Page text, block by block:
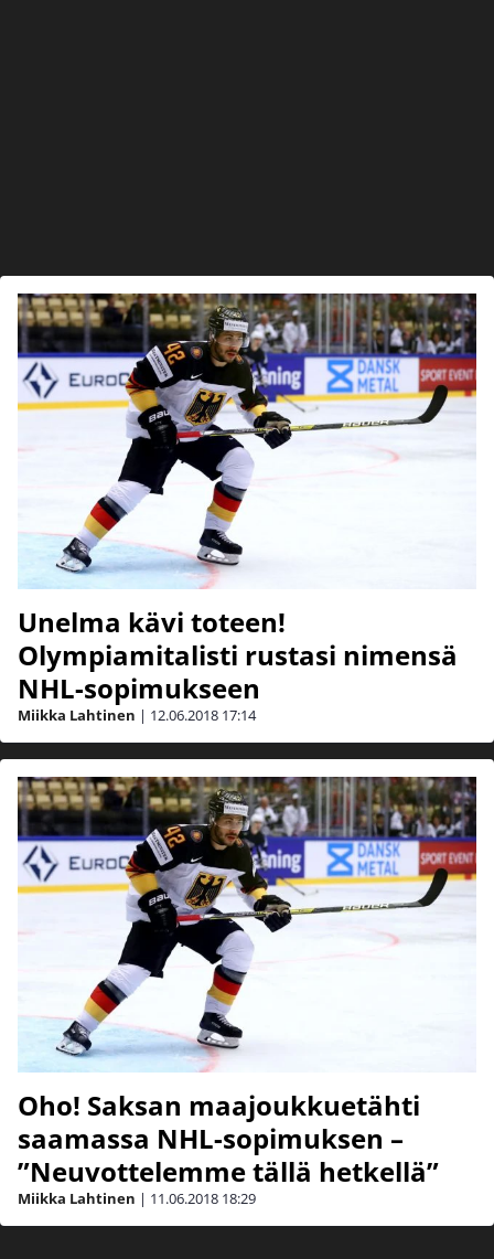
Unelma kävi toteen!
Olympiamitalisti rustasi nimensä
NHL-sopimukseen
Miikka Lahtinen | 12.06.2018 17:14
Oho! Saksan maajoukkuetähti
saamassa NHL-sopimuksen –
”Neuvottelemme tällä hetkellä”
Miikka Lahtinen | 11.06.2018 18:29